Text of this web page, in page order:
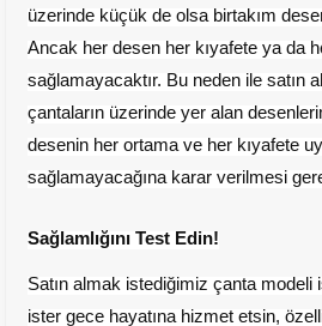
üzerinde küçük de olsa birtakım
Ancak her desen her kıyafete ya da
sağlamayacaktır. Bu neden ile satın
çantaların üzerinde yer alan
desenin her ortama ve her kıyafete
sağlamayacağına karar verilmesi
Sağlamlığını Test Edin!
Satın almak istediğimiz çanta modeli
ister gece hayatına hizmet etsin,